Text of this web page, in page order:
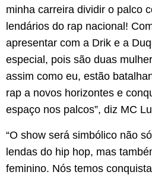
minha carreira dividir o palco
lendários do rap nacional!
apresentar com a Drik e a
especial, pois são duas
assim como eu, estão
rap a novos horizontes e
espaço nos palcos”, diz MC
“O show será simbólico não
lendas do hip hop, mas
feminino. Nós temos